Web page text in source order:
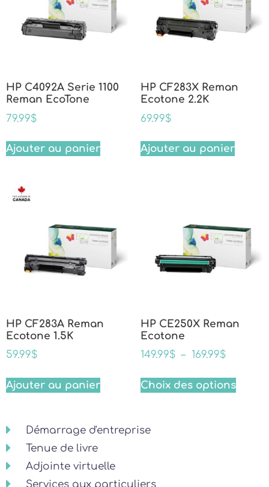
HP C4092A Serie 1100
Reman EcoTone
79.99$
Ajouter au panier
HP CF283X Reman
Ecotone 2.2K
69.99$
Ajouter au panier
HP CF283A Reman
Ecotone 1.5K
59.99$
Ajouter au panier
HP CE250X Reman
Ecotone
149.99$ – 169.99$
Choix des options
Démarrage d'entreprise
Tenue de livre
Adjointe virtuelle
Services aux particuliers